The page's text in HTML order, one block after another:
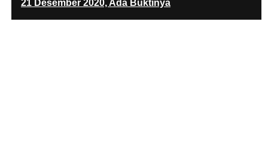
21 Desember 2020, Ada Buktinya